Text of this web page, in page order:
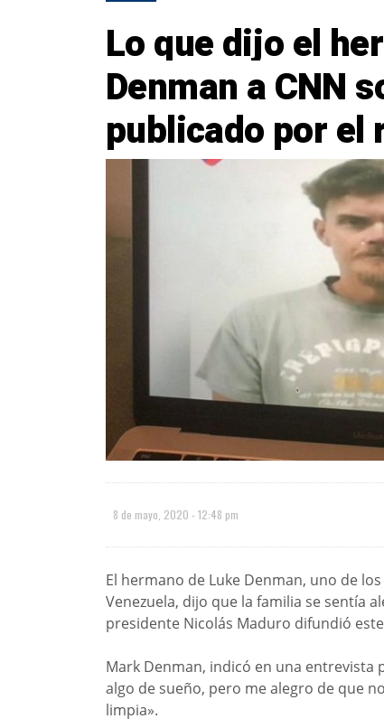
Lo que dijo el
Denman a CNN
publicado por el
8 de mayo, 2020 - 12:48 pm
El hermano de Luke Denman, uno de
Venezuela, dijo que la familia se sentía
presidente Nicolás Maduro difundió
Mark Denman, indicó en una entrevista
algo de sueño, pero me alegro de que
limpia».